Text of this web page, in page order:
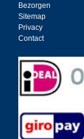
Bezorgen
Sitemap
Privacy
Contact